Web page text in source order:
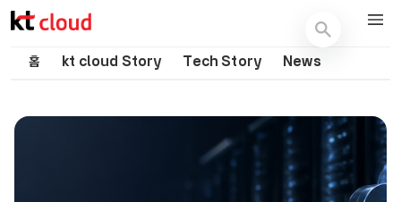
기술 블로그 (Tech) | kt cloud
홈 kt cloud Story Tech Story News